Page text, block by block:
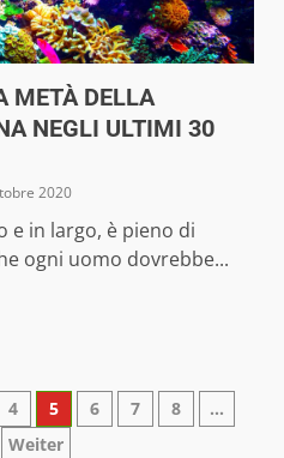
METÀ DELLA
NEGLI ULTIMI 30
2020
e in largo, è pieno di
ogni uomo dovrebbe...
4 5 6 7 8
…
Weiter